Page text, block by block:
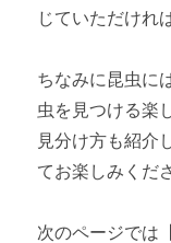
じていただけれ
ちなみに昆虫に
虫を見つける楽
見分け方も紹介
てお楽しみくだ
次のページでは